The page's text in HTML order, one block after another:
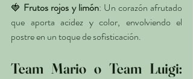
🍓 Frutos rojos y limón: Un corazón afrutado
que aporta acidez y color, envolviendo el
postre en un toque de sofisticación.
Team Mario o Team Luigi: